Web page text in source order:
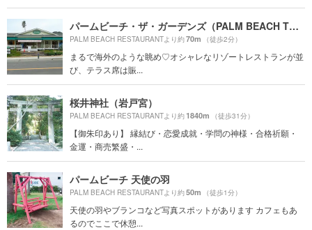
パームビーチ・ザ・ガーデンズ（PALM BEACH THE GARDENS）
PALM BEACH RESTAURANTより約70m （徒歩2分）
まるで海外のような眺め♡オシャレなリゾートレストランが並
び、テラス席は賑...
桜井神社（岩戸宮）
PALM BEACH RESTAURANTより約1840m （徒歩31分）
【御朱印あり】 縁結び・恋愛成就・学問の神様・合格祈願・
金運・商売繁盛・...
パームビーチ 天使の羽
PALM BEACH RESTAURANTより約50m （徒歩1分）
天使の羽やブランコなど写真スポットがあります カフェもあ
るのでここで休憩...